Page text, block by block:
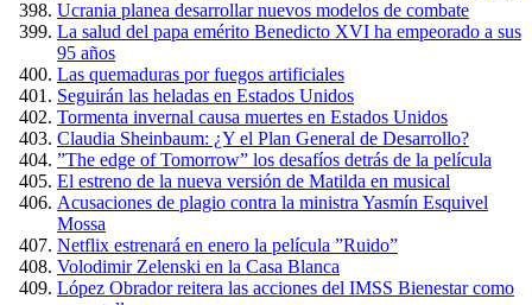
Ucrania planea desarrollar nuevos modelos de combate
La salud del papa emérito Benedicto XVI ha empeorado a sus
95 años
Las quemaduras por fuegos artificiales
Seguirán las heladas en Estados Unidos
Tormenta invernal causa muertes en Estados Unidos
Claudia Sheinbaum: ¿Y el Plan General de Desarrollo?
”The edge of Tomorrow” los desafíos detrás de la película
El estreno de la nueva versión de Matilda en musical
Acusaciones de plagio contra la ministra Yasmín Esquivel
Mossa
Netflix estrenará en enero la película ”Ruido”
Volodimir Zelenski en la Casa Blanca
López Obrador reitera las acciones del IMSS Bienestar como